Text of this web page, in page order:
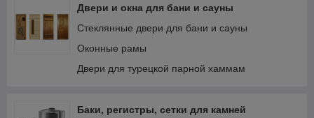
Двери и окна для бани и сауны
Стеклянные двери для бани и сауны
Оконные рамы
Двери для турецкой парной хаммам
Баки, регистры, сетки для камней